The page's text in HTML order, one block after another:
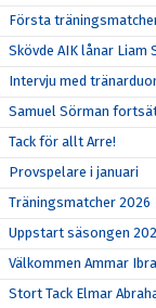
Första
Skövde AIK lånar Liam
Intervju med
Samuel Sörman
Tack för allt Arre!
Provspelare i januari
Träningsmatcher 2026
Uppstart säsongen
Välkommen Ammar
Stort Tack Elmar